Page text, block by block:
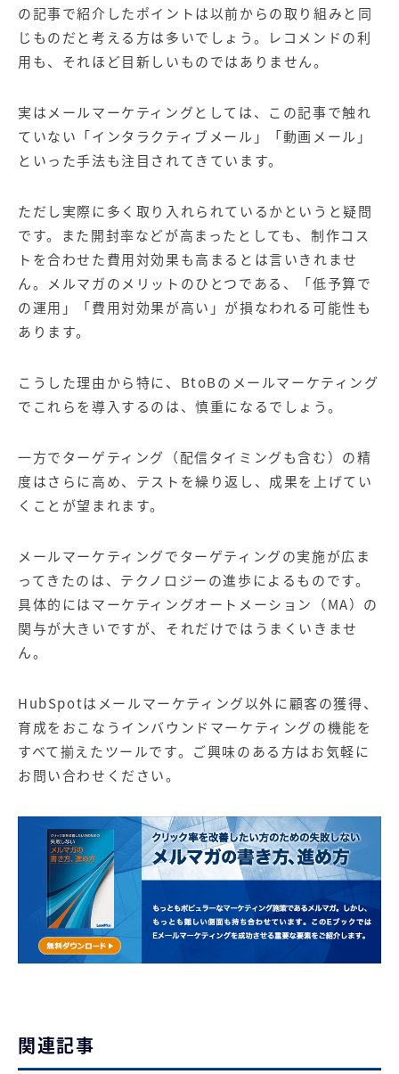
の記事で紹介したポイントは以前からの取り組みと同
じものだと考える方は多いでしょう。レコメンドの利
用も、それほど目新しいものではありません。
実はメールマーケティングとしては、この記事で触れ
ていない「インタラクティブメール」「動画メール」
といった手法も注目されてきています。
ただし実際に多く取り入れられているかというと疑問
です。また開封率などが高まったとしても、制作コス
トを合わせた費用対効果も高まるとは言いきれませ
ん。メルマガのメリットのひとつである、「低予算で
の運用」「費用対効果が高い」が損なわれる可能性も
あります。
こうした理由から特に、BtoBのメールマーケティング
でこれらを導入するのは、慎重になるでしょう。
一方でターゲティング（配信タイミングも含む）の精
度はさらに高め、テストを繰り返し、成果を上げてい
くことが望まれます。
メールマーケティングでターゲティングの実施が広ま
ってきたのは、テクノロジーの進歩によるものです。
具体的にはマーケティングオートメーション（MA）の
関与が大きいですが、それだけではうまくいきませ
ん。
HubSpotはメールマーケティング以外に顧客の獲得、
育成をおこなうインバウンドマーケティングの機能を
すべて揃えたツールです。ご興味のある方はお気軽に
お問い合わせください。
関連記事